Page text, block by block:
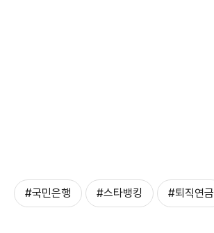
#국민은행 #스타뱅킹 #퇴직연금